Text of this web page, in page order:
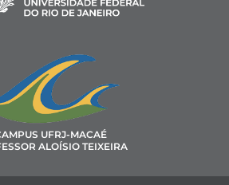
UFRJ-MACAÉ
ALOÍSIO TEIXEIRA